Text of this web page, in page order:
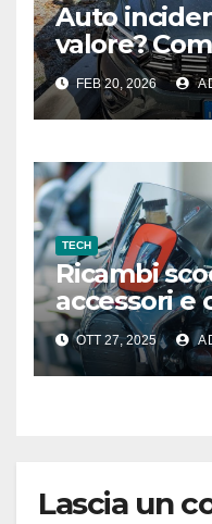
Auto
valore?
sinistro
FEB 20, 2026
TECH
Ricambi
accessori e
migliorare
della tua
OTT 27, 2025
Lascia un